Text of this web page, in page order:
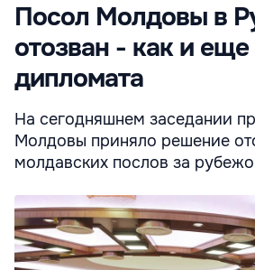
Посол Молдовы в
отозван - как и
дипломата
На сегодняшнем заседании
Молдовы приняло решение
молдавских послов за